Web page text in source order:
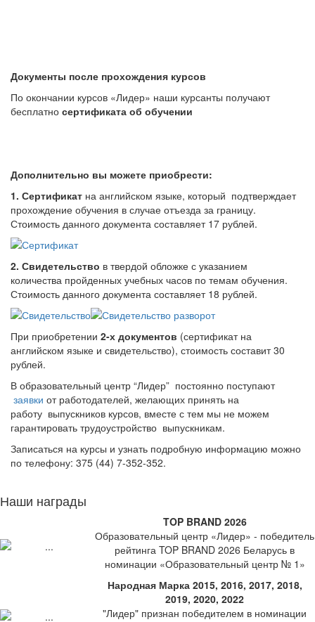
Документы после прохождения курсов
По окончании курсов «Лидер» наши курсанты получают
бесплатно сертификата об обучении
Дополнительно вы можете приобрести:
1. Сертификат на английском языке, который подтверждает
прохождение обучения в случае отъезда за границу.
Стоимость данного документа составляет 17 рублей.
2. Свидетельство в твердой обложке с указанием
количества пройденных учебных часов по темам обучения.
Стоимость данного документа составляет 18 рублей.
При приобретении 2-х документов (сертификат на
английском языке и свидетельство), стоимость составит 30
рублей.
В образовательный центр “Лидер” постоянно поступают
заявки от работодателей, желающих принять на
работу выпускников курсов, вместе с тем мы не можем
гарантировать трудоустройство выпускникам.
Записаться на курсы и узнать подробную информацию можно
по телефону: 375 (44) 7-352-352.
Наши награды
TOP BRAND 2026
Образовательный центр «Лидер» - победитель
рейтинга TOP BRAND 2026 Беларусь в
номинации «Образовательный центр № 1»
Народная Марка 2015, 2016, 2017, 2018,
2019, 2020, 2022
"Лидер" признан победителем в номинации